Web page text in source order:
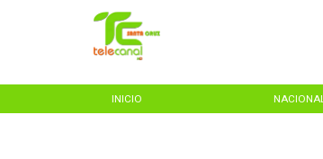
INICIO NACIONAL